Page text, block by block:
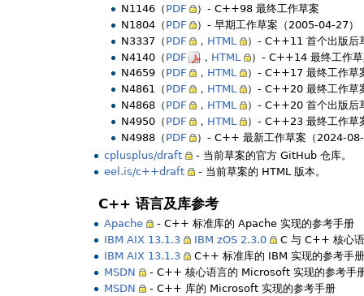
N1146（ PDF
）- C++98 最终工作草案
N1804（ PDF
）- 早期工作草案（2005-04-27）
N3337（ PDF ， HTML
）- C++11 首个出版后
N4140（ PDF ， HTML
）- C++14 最终工作
N4659（ PDF ， HTML
）- C++17 最终工作草
N4861（ PDF ， HTML
）- C++20 最终工作草
N4868（ PDF ， HTML
）- C++20 首个出版后
N4950（ PDF ， HTML
）- C++23 最终工作草
N4988（ PDF
）- C++ 最新工作草案（2024-
cplusplus/draft
- 当前草案的官方 GitHub 仓库。
eel.is/c++draft
- 当前草案的 HTML 版本。
C++ 语言及库参考
Apache
- C++ 标准库的 Apache 实现的参考手册
IBM AIX 13.1.3
IBM zOS 2.3.0
C 与 C++ 核心
IBM AIX 13.1.3
C++ 标准库的 IBM 实现的参考手
MSDN
- C++ 核心语言的 Microsoft 实现的参考手
MSDN
- C++ 库的 Microsoft 实现的参考手册